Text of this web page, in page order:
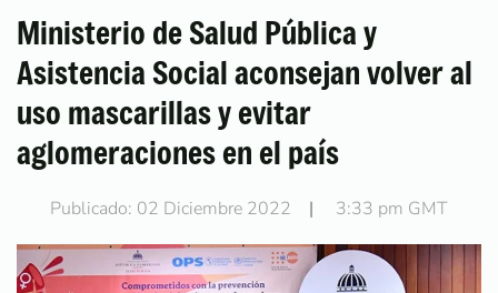
Ministerio de Salud Pública y
Asistencia Social aconsejan volver al
uso mascarillas y evitar
aglomeraciones en el país
Publicado: 02 Diciembre 2022 | 3:33 pm GMT